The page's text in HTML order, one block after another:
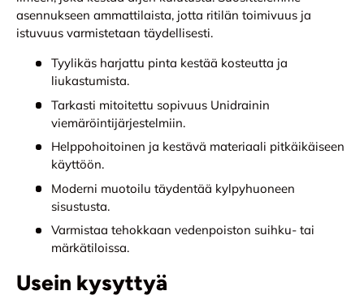
asennukseen ammattilaista, jotta ritilän toimivuus ja
istuvuus varmistetaan täydellisesti.
Tyylikäs harjattu pinta kestää kosteutta ja
liukastumista.
Tarkasti mitoitettu sopivuus Unidrainin
viemäröintijärjestelmiin.
Helppohoitoinen ja kestävä materiaali pitkäikäiseen
käyttöön.
Moderni muotoilu täydentää kylpyhuoneen
sisustusta.
Varmistaa tehokkaan vedenpoiston suihku- tai
märkätiloissa.
Usein kysyttyä